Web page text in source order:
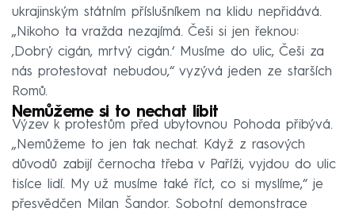
ukrajinským státním příslušníkem na klidu nepřidává.
„Nikoho ta vražda nezajímá. Češi si jen řeknou:
,Dobrý cigán, mrtvý cigán.‘ Musíme do ulic, Češi za
nás protestovat nebudou,“ vyzývá jeden ze starších
Romů.
Nemůžeme si to nechat líbit
Výzev k protestům před ubytovnou Pohoda přibývá.
„Nemůžeme to jen tak nechat. Když z rasových
důvodů zabijí černocha třeba v Paříži, vyjdou do ulic
tisíce lidí. My už musíme také říct, co si myslíme,“ je
přesvědčen Milan Šandor. Sobotní demonstrace